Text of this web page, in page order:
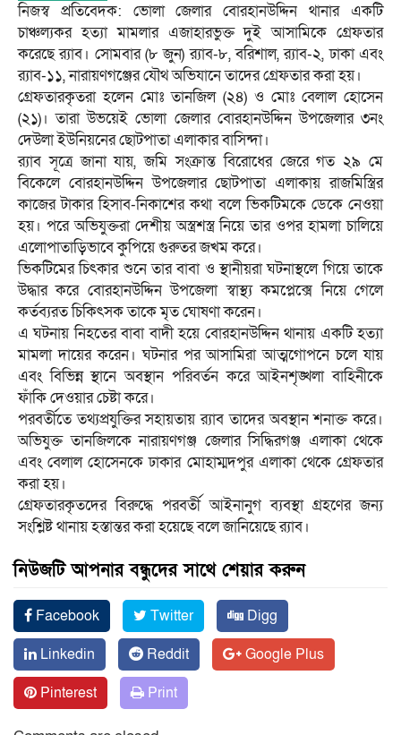
নিজস্ব প্রতিবেদক: ভোলা জেলার বোরহানউদ্দিন থানার একটি
চাঞ্চল্যকর হত্যা মামলার এজাহারভুক্ত দুই আসামিকে গ্রেফতার
করেছে র‍্যাব। সোমবার (৮ জুন) র‍্যাব-৮, বরিশাল, র‍্যাব-২, ঢাকা এবং
র‍্যাব-১১, নারায়ণগঞ্জের যৌথ অভিযানে তাদের গ্রেফতার করা হয়।
গ্রেফতারকৃতরা হলেন মোঃ তানজিল (২৪) ও মোঃ বেলাল হোসেন
(২১)। তারা উভয়েই ভোলা জেলার বোরহানউদ্দিন উপজেলার ৩নং
দেউলা ইউনিয়নের ছোটপাতা এলাকার বাসিন্দা।
র‍্যাব সূত্রে জানা যায়, জমি সংক্রান্ত বিরোধের জেরে গত ২৯ মে
বিকেলে বোরহানউদ্দিন উপজেলার ছোটপাতা এলাকায় রাজমিস্ত্রির
কাজের টাকার হিসাব-নিকাশের কথা বলে ভিকটিমকে ডেকে নেওয়া
হয়। পরে অভিযুক্তরা দেশীয় অস্ত্রশস্ত্র নিয়ে তার ওপর হামলা চালিয়ে
এলোপাতাড়িভাবে কুপিয়ে গুরুতর জখম করে।
ভিকটিমের চিৎকার শুনে তার বাবা ও স্থানীয়রা ঘটনাস্থলে গিয়ে তাকে
উদ্ধার করে বোরহানউদ্দিন উপজেলা স্বাস্থ্য কমপ্লেক্সে নিয়ে গেলে
কর্তব্যরত চিকিৎসক তাকে মৃত ঘোষণা করেন।
এ ঘটনায় নিহতের বাবা বাদী হয়ে বোরহানউদ্দিন থানায় একটি হত্যা
মামলা দায়ের করেন। ঘটনার পর আসামিরা আত্মগোপনে চলে যায়
এবং বিভিন্ন স্থানে অবস্থান পরিবর্তন করে আইনশৃঙ্খলা বাহিনীকে
ফাঁকি দেওয়ার চেষ্টা করে।
পরবর্তীতে তথ্যপ্রযুক্তির সহায়তায় র‍্যাব তাদের অবস্থান শনাক্ত করে।
অভিযুক্ত তানজিলকে নারায়ণগঞ্জ জেলার সিদ্ধিরগঞ্জ এলাকা থেকে
এবং বেলাল হোসেনকে ঢাকার মোহাম্মদপুর এলাকা থেকে গ্রেফতার
করা হয়।
গ্রেফতারকৃতদের বিরুদ্ধে পরবর্তী আইনানুগ ব্যবস্থা গ্রহণের জন্য
সংশ্লিষ্ট থানায় হস্তান্তর করা হয়েছে বলে জানিয়েছে র‍্যাব।
নিউজটি আপনার বন্ধুদের সাথে শেয়ার করুন
Facebook Twitter
Digg
Linkedin
Reddit
Google Plus
Pinterest
Print